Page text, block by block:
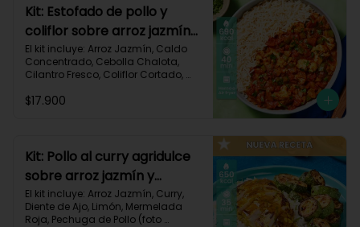
Grasas 14g | Proteínas 41g
Kit: Estofado de pollo y
coliflor sobre arroz jazmín-
106
El kit incluye: Arroz Jazmín, Caldo
Concentrado, Cebolla Chalota,
Cilantro Fresco, Coliflor Cortado,
Pollo (foto 160g/p), Pimentón Verde,
Carbohidratos 79g | Grasas 21g |
Proteínas 42g
$17.900
Kit: Pollo al curry agridulce
sobre arroz jazmín y
zucchini horneado-148
El kit incluye: Arroz Jazmín, Curry,
Diente de Ajo, Limón, Mermelada
Roja, Pechuga de Pollo (foto